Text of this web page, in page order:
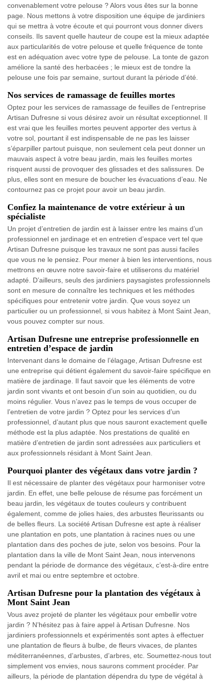
convenablement votre pelouse ? Alors vous êtes sur la bonne
page. Nous mettons à votre disposition une équipe de jardiniers
qui se mettra à votre écoute et qui pourront vous donner divers
conseils. Ils savent quelle hauteur de coupe est la mieux adaptée
aux particularités de votre pelouse et quelle fréquence de tonte
est en adéquation avec votre type de pelouse. La tonte de gazon
améliore la santé des herbacées ; le mieux est de tondre la
pelouse une fois par semaine, surtout durant la période d’été.
Nos services de ramassage de feuilles mortes
Optez pour les services de ramassage de feuilles de l’entreprise
Artisan Dufresne si vous désirez avoir un résultat exceptionnel. Il
est vrai que les feuilles mortes peuvent apporter des vertus à
votre sol, pourtant il est indispensable de ne pas les laisser
s’éparpiller partout puisque, non seulement cela peut donner un
mauvais aspect à votre beau jardin, mais les feuilles mortes
risquent aussi de provoquer des glissades et des salissures. De
plus, elles sont en mesure de boucher les évacuations d’eau. Ne
contournez pas ce projet pour avoir un beau jardin.
Confiez la maintenance de votre extérieur à un
spécialiste
Un projet d’entretien de jardin est à laisser entre les mains d’un
professionnel en jardinage et en entretien d’espace vert tel que
Artisan Dufresne puisque les travaux ne sont pas aussi faciles
que vous ne le pensiez. Pour mener à bien les interventions, nous
mettrons en œuvre notre savoir-faire et utiliserons du matériel
adapté. D’ailleurs, seuls des jardiniers paysagistes professionnels
sont en mesure de connaître les techniques et les méthodes
spécifiques pour entretenir votre jardin. Que vous soyez un
particulier ou un professionnel, si vous habitez à Mont Saint Jean,
vous pouvez compter sur nous.
Artisan Dufresne une entreprise professionnelle en
entretien d’espace de jardin
Intervenant dans le domaine de l’élagage, Artisan Dufresne est
une entreprise qui détient également du savoir-faire spécifique en
matière de jardinage. Il faut savoir que les éléments de votre
jardin sont vivants et ont besoin d’un soin au quotidien, ou du
moins régulier. Vous n’avez pas le temps de vous occuper de
l’entretien de votre jardin ? Optez pour les services d’un
professionnel, d’autant plus que nous sauront exactement quelle
méthode est la plus adaptée. Nos prestations de qualité en
matière d’entretien de jardin sont adressées aux particuliers et
aux professionnels résidant à Mont Saint Jean.
Pourquoi planter des végétaux dans votre jardin ?
Il est nécessaire de planter des végétaux pour harmoniser votre
jardin. En effet, une belle pelouse de résume pas forcément un
beau jardin, les végétaux de toutes couleurs y contribuent
également, comme de jolies haies, des arbustes fleurissants ou
de belles fleurs. La société Artisan Dufresne est apte à réaliser
une plantation en pots, une plantation à racines nues ou une
plantation dans des poches de jute, selon vos besoins. Pour la
plantation dans la ville de Mont Saint Jean, nous intervenons
pendant la période de dormance des végétaux, c’est-à-dire entre
avril et mai ou entre septembre et octobre.
Artisan Dufresne pour la plantation des végétaux à
Mont Saint Jean
Vous avez projeté de planter les végétaux pour embellir votre
jardin ? N’hésitez pas à faire appel à Artisan Dufresne. Nos
jardiniers professionnels et expérimentés sont aptes à effectuer
une plantation de fleurs à bulbe, de fleurs vivaces, de plantes
méditerranéennes, d’arbustes, d’arbres, etc. Soumettez-nous tout
simplement vos envies, nous saurons comment procéder. Par
ailleurs, la période de plantation dépendra du type de végétal à